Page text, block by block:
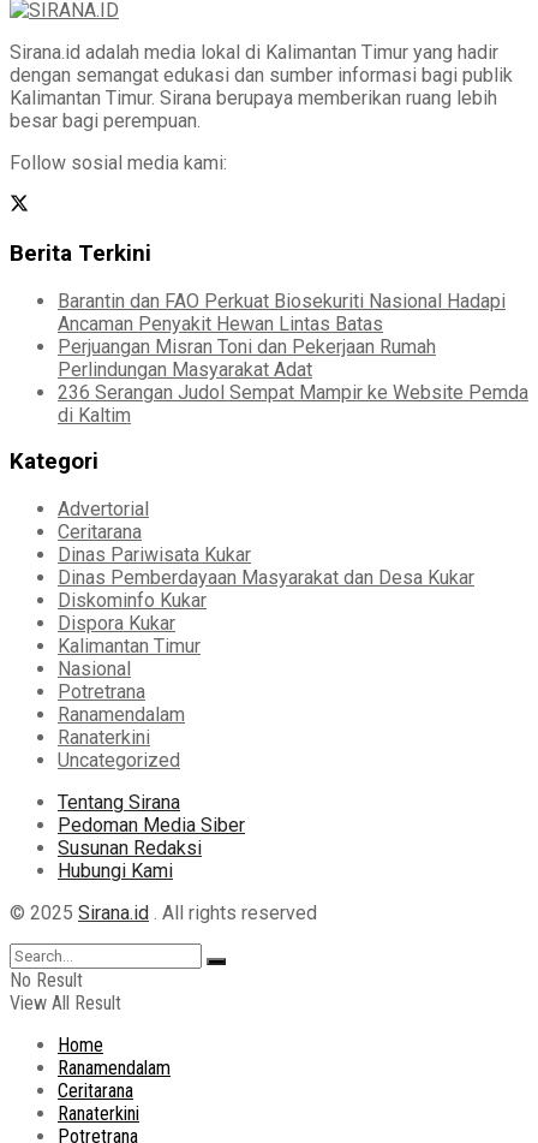
Sirana.id adalah media lokal di Kalimantan Timur yang hadir
dengan semangat edukasi dan sumber informasi bagi publik
Kalimantan Timur. Sirana berupaya memberikan ruang lebih
besar bagi perempuan.
Follow sosial media kami:
Berita Terkini
Barantin dan FAO Perkuat Biosekuriti Nasional Hadapi
Ancaman Penyakit Hewan Lintas Batas
Perjuangan Misran Toni dan Pekerjaan Rumah
Perlindungan Masyarakat Adat
236 Serangan Judol Sempat Mampir ke Website Pemda
di Kaltim
Kategori
Advertorial
Ceritarana
Dinas Pariwisata Kukar
Dinas Pemberdayaan Masyarakat dan Desa Kukar
Diskominfo Kukar
Dispora Kukar
Kalimantan Timur
Nasional
Potretrana
Ranamendalam
Ranaterkini
Uncategorized
Tentang Sirana
Pedoman Media Siber
Susunan Redaksi
Hubungi Kami
© 2025 Sirana.id . All rights reserved
No Result
View All Result
Home
Ranamendalam
Ceritarana
Ranaterkini
Potretrana